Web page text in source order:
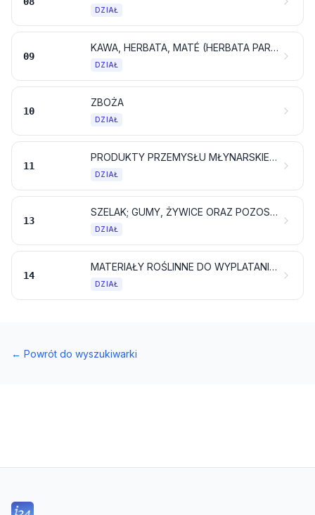
DZIAŁ
09
KAWA, HERBATA, MATÉ (HERBATA PARAGWAJSKA) I PRZYPRAWY
DZIAŁ
10
ZBOŻA
DZIAŁ
11
PRODUKTY PRZEMYSŁU MŁYNARSKIEGO; SŁÓD; SKROBIE; INULINA; GLUTEN PSZENNY
DZIAŁ
13
SZELAK; GUMY, ŻYWICE ORAZ POZOSTAŁE SOKI I EKSTRAKTY ROŚLINNE
DZIAŁ
14
MATERIAŁY ROŚLINNE DO WYPLATANIA; PRODUKTY POCHODZENIA ROŚLINNEGO, GDZIE INDZIEJ NIEWYMIENIONE ANI NIEWŁĄCZONE
DZIAŁ
← Powrót do wyszukiwarki